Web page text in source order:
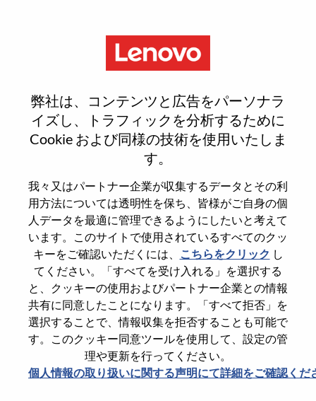
弊社は、コンテンツと広告をパーソナラ
イズし、トラフィックを分析するために
Cookie および同様の技術を使用いたしま
す。
我々又はパートナー企業が収集するデータとその利
用方法については透明性を保ち、皆様がご自身の個
人データを最適に管理できるようにしたいと考えて
います。このサイトで使用されているすべてのクッ
キーをご確認いただくには、
こちらをクリック し
てください。「すべてを受け入れる」を選択する
と、クッキーの使用およびパートナー企業との情報
共有に同意したことになります。「すべて拒否」を
選択することで、情報収集を拒否することも可能で
す。このクッキー同意ツールを使用して、設定の管
理や更新を行ってください。
個人情報の取り扱いに関する声明にて詳細をご確認くだ
Reset password
本当にパスワードをリセットします
Enter the email address associated with your
account, then click "Continue".
パスワードをリセットするためにリンクを
emailに送ります
パスワードをリセットください
E-mail*